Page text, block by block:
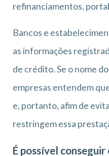
refinanciamentos,
Bancos e
as informações
de crédito. Se o nome
empresas entendem
e, portanto, afim de
restringem essa
É possível